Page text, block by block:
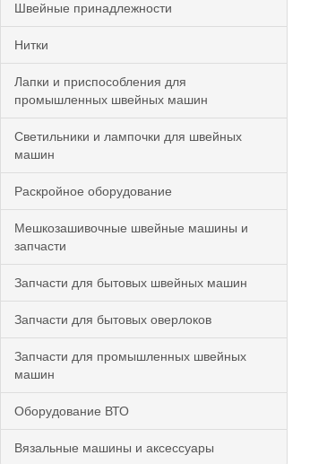
Швейные принадлежности
Нитки
Лапки и приспособления для
промышленных швейных машин
Светильники и лампочки для швейных
машин
Раскройное оборудование
Мешкозашивочные швейные машины и
запчасти
Запчасти для бытовых швейных машин
Запчасти для бытовых оверлоков
Запчасти для промышленных швейных
машин
Оборудование ВТО
Вязальные машины и аксессуары